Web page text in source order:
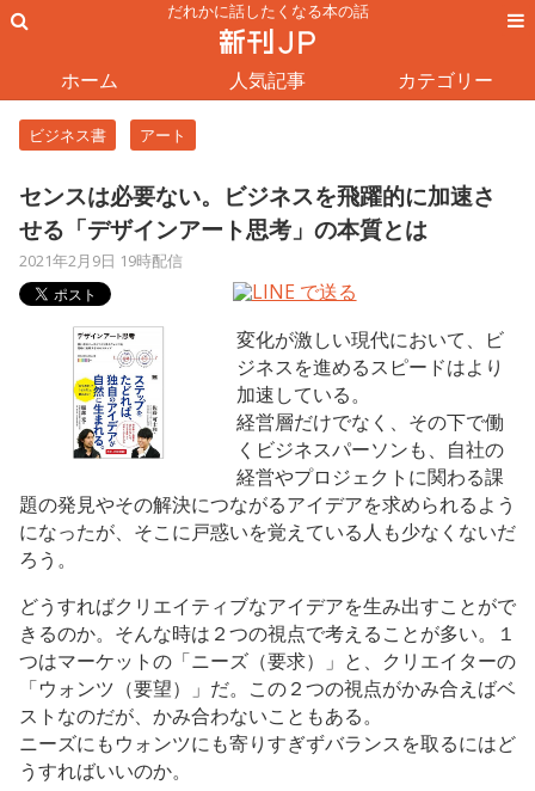
だれかに話したくなる本の話
ホーム 人気記事 カテゴリー
ビジネス書 アート
センスは必要ない。ビジネスを飛躍的に加速さ
せる「デザインアート思考」の本質とは
2021年2月9日 19時配信
変化が激しい現代において、ビ
ジネスを進めるスピードはより
加速している。
経営層だけでなく、その下で働
くビジネスパーソンも、自社の
経営やプロジェクトに関わる課
題の発見やその解決につながるアイデアを求められるよう
になったが、そこに戸惑いを覚えている人も少なくないだ
ろう。
どうすればクリエイティブなアイデアを生み出すことがで
きるのか。そんな時は２つの視点で考えることが多い。１
つはマーケットの「ニーズ（要求）」と、クリエイターの
「ウォンツ（要望）」だ。この２つの視点がかみ合えばベ
ストなのだが、かみ合わないこともある。
ニーズにもウォンツにも寄りすぎずバランスを取るにはど
うすればいいのか。